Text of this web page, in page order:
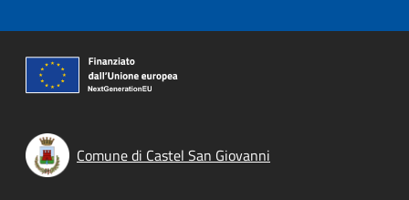
Comune di Castel San Giovanni